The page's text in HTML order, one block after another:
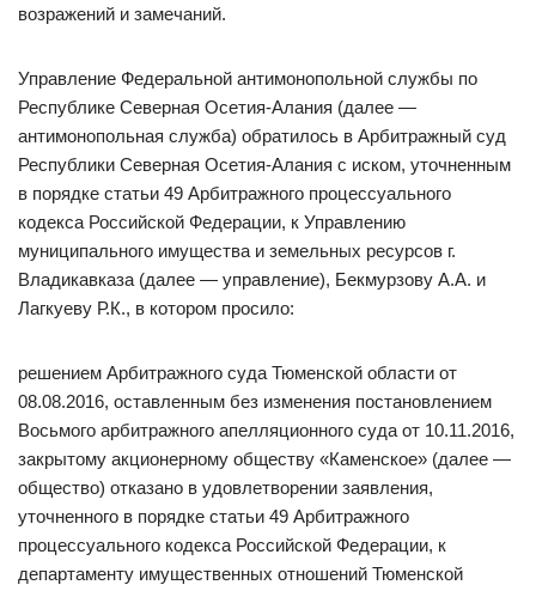
возражений и замечаний.
Управление Федеральной антимонопольной службы по
Республике Северная Осетия-Алания (далее —
антимонопольная служба) обратилось в Арбитражный суд
Республики Северная Осетия-Алания с иском, уточненным
в порядке статьи 49 Арбитражного процессуального
кодекса Российской Федерации, к Управлению
муниципального имущества и земельных ресурсов г.
Владикавказа (далее — управление), Бекмурзову А.А. и
Лагкуеву Р.К., в котором просило:
решением Арбитражного суда Тюменской области от
08.08.2016, оставленным без изменения постановлением
Восьмого арбитражного апелляционного суда от 10.11.2016,
закрытому акционерному обществу «Каменское» (далее —
общество) отказано в удовлетворении заявления,
уточненного в порядке статьи 49 Арбитражного
процессуального кодекса Российской Федерации, к
департаменту имущественных отношений Тюменской